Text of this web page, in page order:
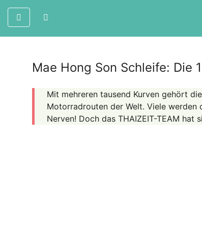
Mae Hong Son Schleife: Die
Mit mehreren tausend Kurven gehört
Motorradrouten der Welt. Viele werden
Nerven! Doch das THAIZEIT-TEAM hat